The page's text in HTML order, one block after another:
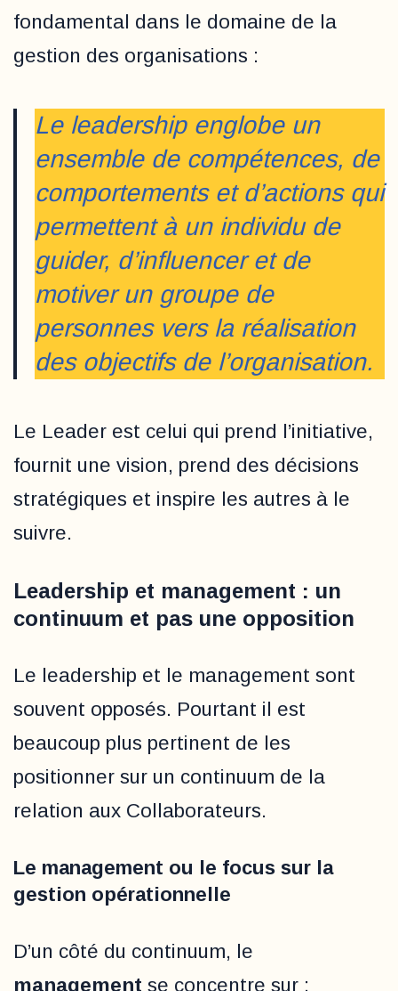
fondamental dans le domaine de la
gestion des organisations :
Le leadership englobe un
ensemble de compétences, de
comportements et d’actions qui
permettent à un individu de
guider, d’influencer et de
motiver un groupe de
personnes vers la réalisation
des objectifs de l’organisation.
Le Leader est celui qui prend l’initiative,
fournit une vision, prend des décisions
stratégiques et inspire les autres à le
suivre.
Leadership et management : un
continuum et pas une opposition
Le leadership et le management sont
souvent opposés. Pourtant il est
beaucoup plus pertinent de les
positionner sur un continuum de la
relation aux Collaborateurs.
Le management ou le focus sur la
gestion opérationnelle
D’un côté du continuum, le
management se concentre sur :